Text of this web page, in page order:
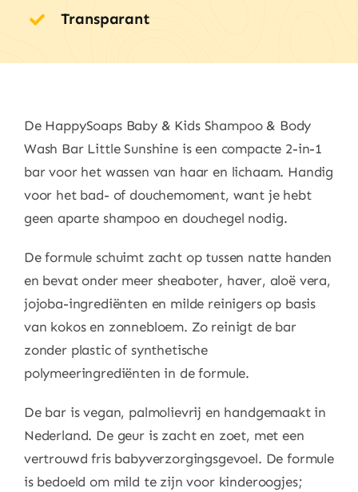
Sunshine
Transparant
De HappySoaps Baby & Kids Shampoo & Body
Wash Bar Little Sunshine is een compacte 2-in-1
bar voor het wassen van haar en lichaam. Handig
voor het bad- of douchemoment, want je hebt
geen aparte shampoo en douchegel nodig.
De formule schuimt zacht op tussen natte handen
en bevat onder meer sheaboter, haver, aloë vera,
jojoba-ingrediënten en milde reinigers op basis
van kokos en zonnebloem. Zo reinigt de bar
zonder plastic of synthetische
polymeeringrediënten in de formule.
De bar is vegan, palmolievrij en handgemaakt in
Nederland. De geur is zacht en zoet, met een
vertrouwd fris babyverzorgingsgevoel. De formule
is bedoeld om mild te zijn voor kinderoogjes;